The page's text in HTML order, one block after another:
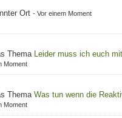
Ort - Vor einem Moment
Thema Leider muss ich euch
Moment
Thema Was tun wenn die
Moment